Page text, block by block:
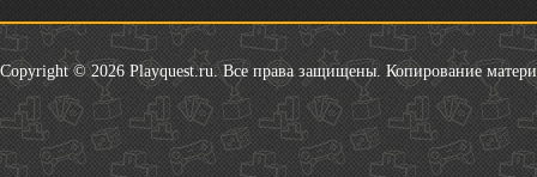
Copyright © 2026 Playquest.ru. Все права защищены. Копирование